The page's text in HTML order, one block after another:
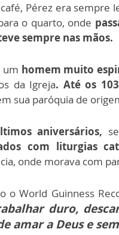
Pérez era sempre
o quarto, onde
sempre nas mãos.
um homem muito
da Igreja. Até os
sua paróquia de
aniversários,
com liturgias
onde morava com
o World Guinness
duro,
amar a Deus e